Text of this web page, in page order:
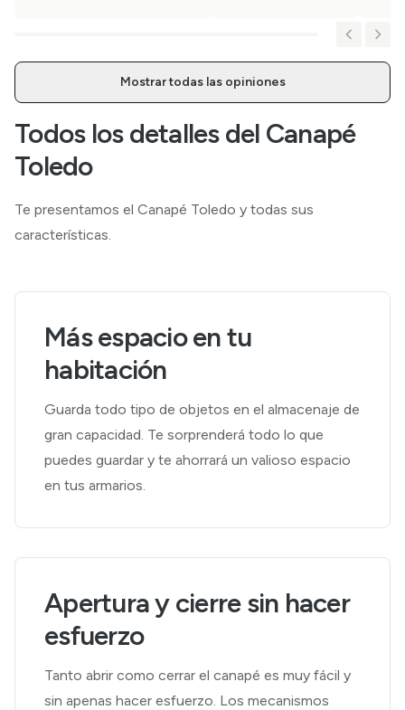
Mostrar todas las opiniones
Todos los detalles del Canapé
Toledo
Te presentamos el Canapé Toledo y todas sus
características.
Más espacio en tu
habitación
Guarda todo tipo de objetos en el almacenaje de
gran capacidad. Te sorprenderá todo lo que
puedes guardar y te ahorrará un valioso espacio
en tus armarios.
Apertura y cierre sin hacer
esfuerzo
Tanto abrir como cerrar el canapé es muy fácil y
sin apenas hacer esfuerzo. Los mecanismos